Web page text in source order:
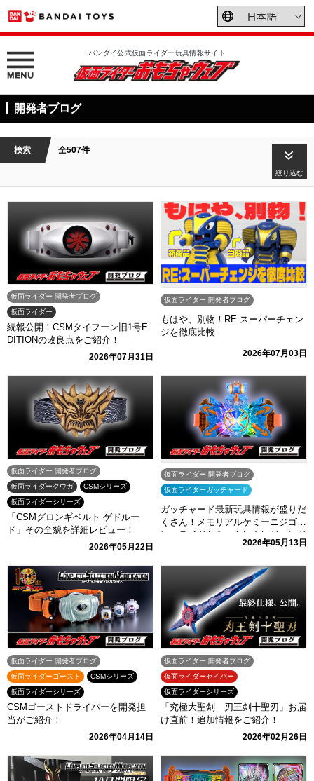
バンダイ公式仮面ライダー玩具情報サイト
開発者ブログ
検索 全507件
絞り込む
仮面ライダー 開発者ブログ
仮面ライダー
続報公開！CSMタイフーン旧1号E
DITIONの改良点をご紹介！
2026年07月31日
仮面ライダー 開発者ブログ
もはや、別物！RE:スーパーチェン
ジを徹底比較
2026年07月03日
仮面ライダー 開発者ブログ
仮面ライダークウガ
CSMシリーズ
仮面ライダーシリーズ
「CSMグロンギベルト ゲドルー
ド」その全貌を詳細レビュー！
2026年05月22日
仮面ライダー 開発者ブログ
仮面ライダーガッチャード
ガッチャード最新玩具情報が盛りだ
くさん！メモリアルケミーニジゴ
ン、ライドケミートレカレジェンド
ライダーカードセットをご紹介！
2026年05月13日
仮面ライダー 開発者ブログ
仮面ライダーゴースト
CSMシリーズ
仮面ライダーシリーズ
CSMゴーストドライバーを開発担
当がご紹介！
2026年04月14日
仮面ライダー 開発者ブログ
仮面ライダーセイバー
仮面ライダーシリーズ
「究極大聖剣 刃王剣十聖刃」お届
け直前！追加情報をご紹介！
2026年02月26日